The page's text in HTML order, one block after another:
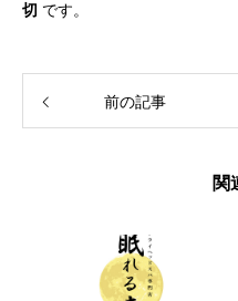
切 です。
前の記事
関